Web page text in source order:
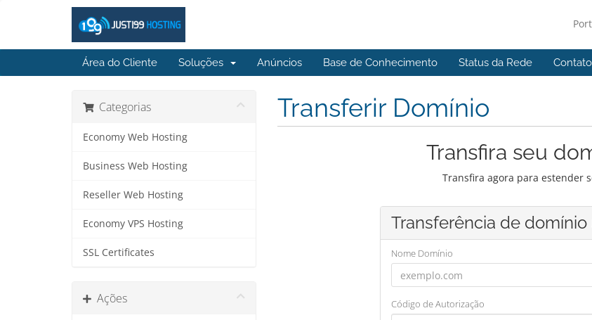
Área do Cliente Soluções Anúncios Base de Conhecimento Status da Rede Contato
Categorias
Economy Web Hosting
Business Web Hosting
Reseller Web Hosting
Economy VPS Hosting
SSL Certificates
Ações
Transferir Domínio
Transfira seu
Transfira agora para estender
Transferência de domínio
Nome Domínio
Código de Autorização